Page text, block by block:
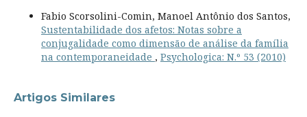
Fabio Scorsolini-Comin, Manoel Antônio dos Santos,
Sustentabilidade dos afetos: Notas sobre a
conjugalidade como dimensão de análise da família
na contemporaneidade , Psychologica: N.º 53 (2010)
Artigos Similares